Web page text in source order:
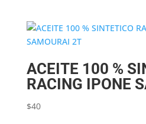
ACEITE 100 %
RACING IPONE
$40